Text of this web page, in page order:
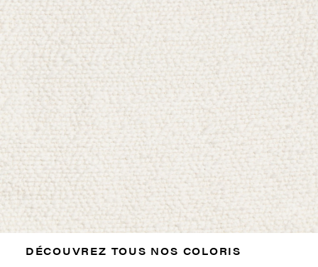
DÉCOUVREZ TOUS NOS COLORIS